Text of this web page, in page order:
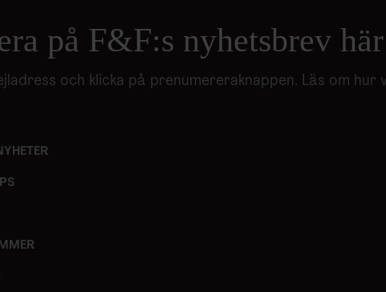
på F&F:s nyhetsbrev
och klicka på prenumereraknappen. Läs om hur